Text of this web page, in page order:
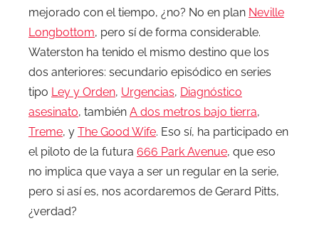
mejorado con el tiempo, ¿no? No en plan Neville
Longbottom, pero sí de forma considerable.
Waterston ha tenido el mismo destino que los
dos anteriores: secundario episódico en series
tipo Ley y Orden, Urgencias, Diagnóstico
asesinato, también A dos metros bajo tierra,
Treme, y The Good Wife. Eso sí, ha participado en
el piloto de la futura 666 Park Avenue, que eso
no implica que vaya a ser un regular en la serie,
pero si así es, nos acordaremos de Gerard Pitts,
¿verdad?